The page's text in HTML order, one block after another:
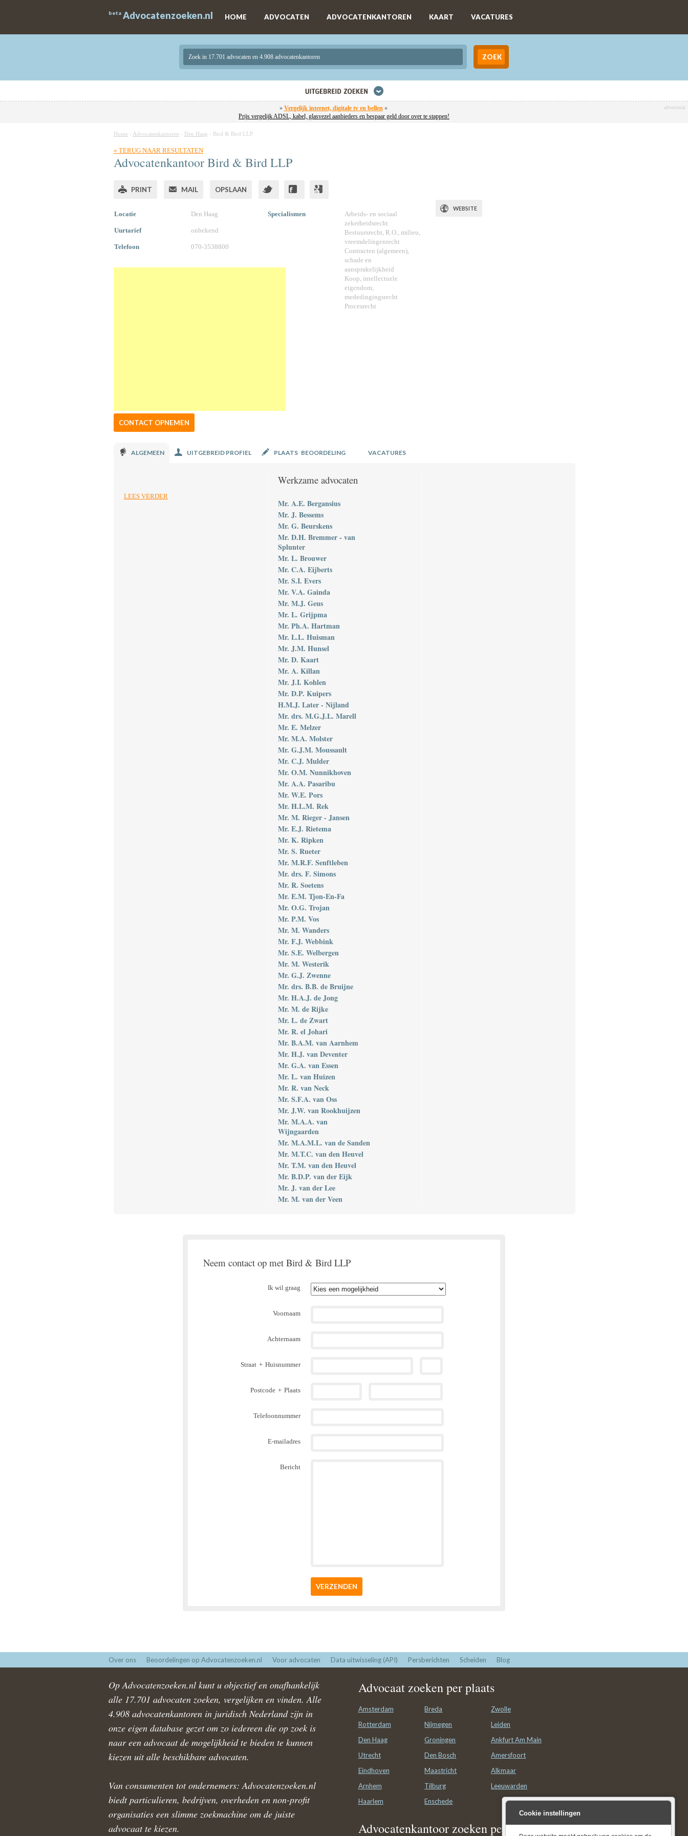
beta Advocatenzoeken.nl HOME ADVOCATEN ADVOCATENKANTOREN KAART VACATURES
Zoek in 17.701 advocaten en 4.908 advocatenkantoren
» Vergelijk internet, digitale tv en bellen« advertorial
Prijs vergelijk ADSL, kabel, glasvezel aanbieders en bespaar geld door over te stappen!
Home › Advocatenkantoren › Den Haag › Bird & Bird LLP
« TERUG NAAR RESULTATEN
Advocatenkantoor Bird & Bird LLP
PRINT MAIL OPSLAAN
Locatie Den Haag
Uurtarief onbekend
Telefoon 070-3538800
Specialismen
Arbeids- en sociaal
zekerheidsrecht
Bestuursrecht, R.O., milieu,
vreemdelingenrecht
Contracten (algemeen),
schade en
aansprakelijkheid
Koop, intellectuele
eigendom,
mededingingsrecht
Procesrecht
CONTACT OPNEMEN
WEBSITE
ALGEMEEN UITGEBREID PROFIEL PLAATS BEOORDELING VACATURES
LEES VERDER
Werkzame advocaten
Mr. A.E. Bergansius
Mr. J. Bessems
Mr. G. Beurskens
Mr. D.H. Bremmer - van
Splunter
Mr. L. Brouwer
Mr. C.A. Eijberts
Mr. S.I. Evers
Mr. V.A. Gainda
Mr. M.J. Geus
Mr. L. Grijpma
Mr. Ph.A. Hartman
Mr. L.L. Huisman
Mr. J.M. Hunsel
Mr. D. Kaart
Mr. A. Killan
Mr. J.I. Kohlen
Mr. D.P. Kuipers
H.M.J. Later - Nijland
Mr. drs. M.G.J.L. Marell
Mr. E. Melzer
Mr. M.A. Molster
Mr. G.J.M. Moussault
Mr. C.J. Mulder
Mr. O.M. Nunnikhoven
Mr. A.A. Pasaribu
Mr. W.E. Pors
Mr. H.L.M. Rek
Mr. M. Rieger - Jansen
Mr. E.J. Rietema
Mr. K. Ripken
Mr. S. Rueter
Mr. M.R.F. Senftleben
Mr. drs. F. Simons
Mr. R. Soetens
Mr. E.M. Tjon-En-Fa
Mr. O.G. Trojan
Mr. P.M. Vos
Mr. M. Wanders
Mr. F.J. Webbink
Mr. S.E. Welbergen
Mr. M. Westerik
Mr. G.J. Zwenne
Mr. drs. B.B. de Bruijne
Mr. H.A.J. de Jong
Mr. M. de Rijke
Mr. L. de Zwart
Mr. R. el Johari
Mr. B.A.M. van Aarnhem
Mr. H.J. van Deventer
Mr. G.A. van Essen
Mr. L. van Huizen
Mr. R. van Neck
Mr. S.F.A. van Oss
Mr. J.W. van Rookhuijzen
Mr. M.A.A. van
Wijngaarden
Mr. M.A.M.L. van de Sanden
Mr. M.T.C. van den Heuvel
Mr. T.M. van den Heuvel
Mr. B.D.P. van der Eijk
Mr. J. van der Lee
Mr. M. van der Veen
Neem contact op met Bird & Bird LLP
Ik wil graag
Voornaam
Achternaam
Straat + Huisnummer
Postcode + Plaats
Telefoonnummer
E-mailadres
Bericht
VERZENDEN
Over ons Beoordelingen op Advocatenzoeken.nl Voor advocaten Data uitwisseling (API) Persberichten Scheiden Blog
Op Advocatenzoeken.nl kunt u objectief en onafhankelijk
alle 17.701 advocaten zoeken, vergelijken en vinden. Alle
4.908 advocatenkantoren in juridisch Nederland zijn in
onze eigen database gezet om zo iedereen die op zoek is
naar een advocaat de mogelijkheid te bieden te kunnen
kiezen uit alle beschikbare advocaten.
Van consumenten tot ondernemers: Advocatenzoeken.nl
biedt particulieren, bedrijven, overheden en non-profit
organisaties een slimme zoekmachine om de juiste
advocaat te kiezen.
Advocaat zoeken per plaats
Amsterdam
Rotterdam
Den Haag
Utrecht
Eindhoven
Arnhem
Haarlem
Breda
Nijmegen
Groningen
Den Bosch
Maastricht
Tilburg
Enschede
Zwolle
Leiden
Ankfurt Am Main
Amersfoort
Alkmaar
Leeuwarden
Advocatenkantoor zoeken per plaats
Cookie instellingen